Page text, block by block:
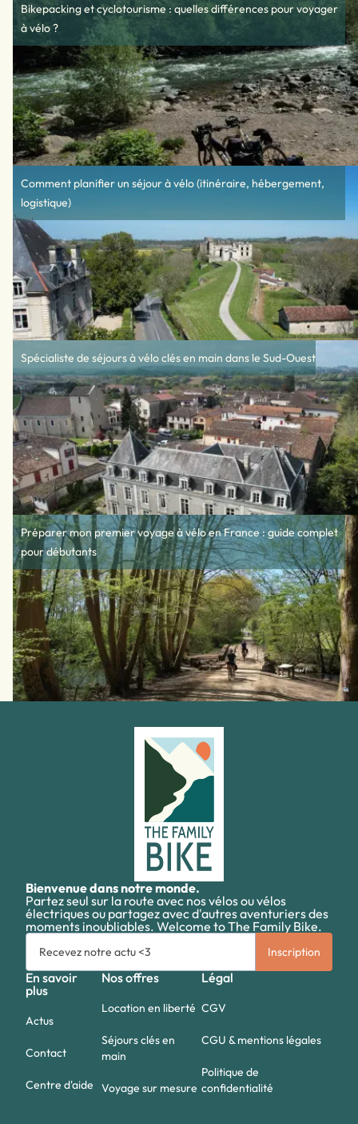
Bikepacking et cyclotourisme : quelles différences pour voyager
à vélo ?
Comment planifier un séjour à vélo (itinéraire, hébergement,
logistique)
Spécialiste de séjours à vélo clés en main dans le Sud-Ouest
Préparer mon premier voyage à vélo en France : guide complet
pour débutants
Bienvenue dans notre monde.
Partez seul sur la route avec nos vélos ou vélos
électriques ou partagez avec d'autres aventuriers des
moments inoubliables. Welcome to The Family Bike.
En savoir
plus
Actus
Contact
Centre d'aide
Nos offres
Location en liberté
Séjours clés en
main
Voyage sur mesure
Légal
CGV
CGU & mentions légales
Politique de
confidentialité